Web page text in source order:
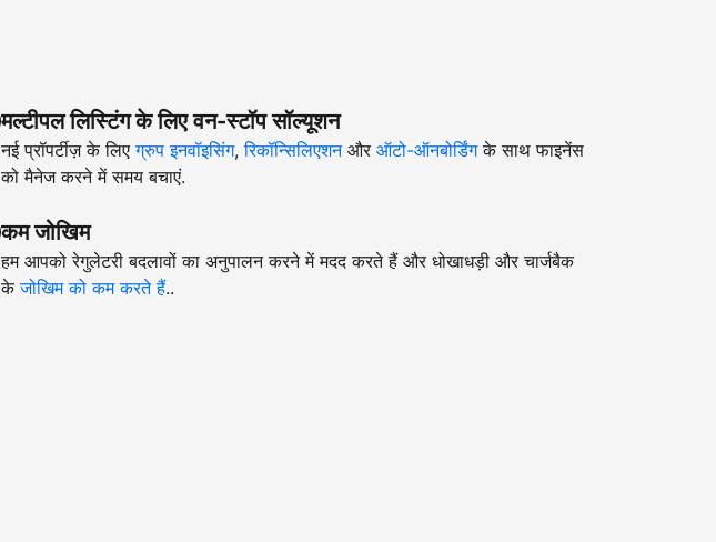
मल्टीपल लिस्टिंग के लिए वन-स्टॉप सॉल्यूशन
नई प्रॉपर्टीज़ के लिएग्रुप इनवॉइसिंग,रिकॉन्सिलिएशनऔर ऑटो-ऑनबोर्डिंगके साथ फाइनेंस
को मैनेज करने में समय बचाएं.
कम जोखिम
हम आपको रेगुलेटरी बदलावों का अनुपालन करने में मदद करते हैं और धोखाधड़ी और चार्जबैक
केजोखिम को कम करते हैं..